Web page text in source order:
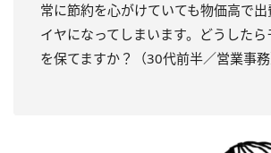
常に節約を心がけていても物価高で出
イヤになってしまいます。どうした
を保てますか？（30代前半／営業事務